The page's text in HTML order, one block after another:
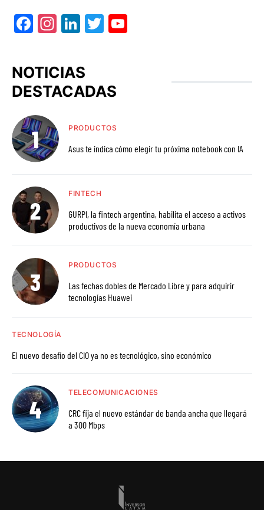
Facebook
Instagram
LinkedIn
Twitter
NOTICIAS
DESTACADAS
PRODUCTOS
Asus te indica cómo elegir tu próxima notebook con IA
FINTECH
GURPI, la fintech argentina, habilita el acceso a activos
productivos de la nueva economía urbana
PRODUCTOS
Las fechas dobles de Mercado Libre y para adquirir
tecnologías Huawei
TECNOLOGÍA
El nuevo desafío del CIO ya no es tecnológico, sino económico
TELECOMUNICACIONES
CRC fija el nuevo estándar de banda ancha que llegará
a 300 Mbps